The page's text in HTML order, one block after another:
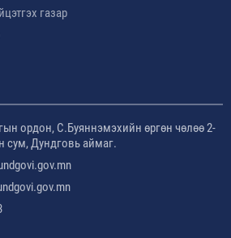
газар
ордон, С.Буяннэмэхийн өргөн чөлөө 2-
сум, Дундговь аймаг.